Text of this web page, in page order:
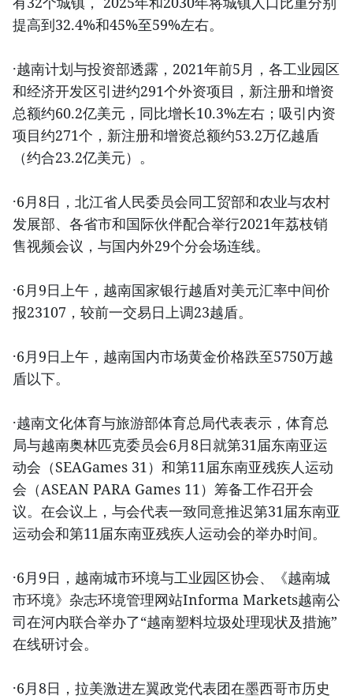
提高到32.4%和45%至59%左右。
·越南计划与投资部透露，2021年前5月，各工业园区
和经济开发区引进约291个外资项目，新注册和增资
总额约60.2亿美元，同比增长10.3%左右；吸引内资
项目约271个，新注册和增资总额约53.2万亿越盾
（约合23.2亿美元）。
·6月8日，北江省人民委员会同工贸部和农业与农村
发展部、各省市和国际伙伴配合举行2021年荔枝销
售视频会议，与国内外29个分会场连线。
·6月9日上午，越南国家银行越盾对美元汇率中间价
报23107，较前一交易日上调23越盾。
·6月9日上午，越南国内市场黄金价格跌至5750万越
盾以下。
·越南文化体育与旅游部体育总局代表表示，体育总
局与越南奥林匹克委员会6月8日就第31届东南亚运
动会（SEAGames 31）和第11届东南亚残疾人运动
会（ASEAN PARA Games 11）筹备工作召开会
议。在会议上，与会代表一致同意推迟第31届东南亚
运动会和第11届东南亚残疾人运动会的举办时间。
·6月9日，越南城市环境与工业园区协会、《越南城
市环境》杂志环境管理网站Informa Markets越南公
司在河内联合举办了“越南塑料垃圾处理现状及措施”
在线研讨会。
·6月8日，拉美激进左翼政党代表团在墨西哥市历史